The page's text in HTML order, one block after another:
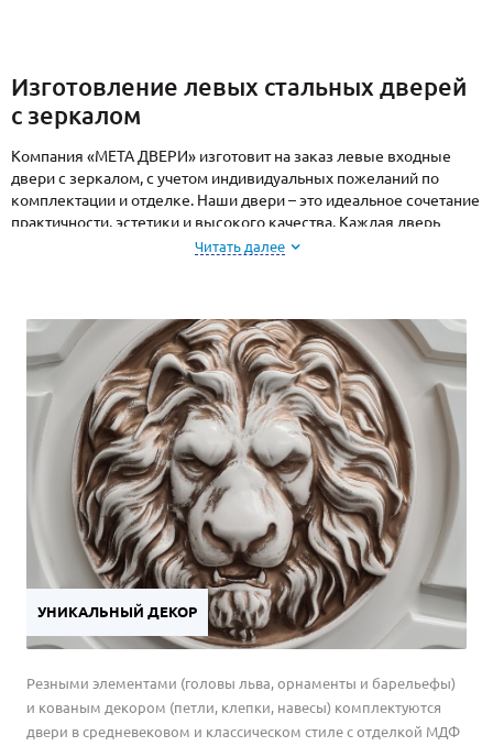
Изготовление левых стальных дверей
с зеркалом
Компания «МЕТА ДВЕРИ» изготовит на заказ левые входные
двери с зеркалом, с учетом индивидуальных пожеланий по
комплектации и отделке. Наши двери – это идеальное сочетание
практичности, эстетики и высокого качества. Каждая дверь
проходит строгий контроль качества, что гарантирует ее
габаритов до стилистики интерьера, чтобы дверь идеально
вписалась в пространство.
Петли на дверях этой серии расположены слева и открывание
наружу выполняется справа налево, что очень удобно в случаях,
когда с правой стороны от коробки нет свободного места или
открытая вправо створка загораживает проход.
Из нашего каталога вы можете выбрать и заказать двери для
разных объектов:
для частного дома,коттеджа,дачи;
для квартиры, апартаментов;
для магазина , салона и тд.
Читать далее
УНИКАЛЬНЫЙ ДЕКОР
Резными элементами (головы льва, орнаменты и барельефы)
и кованым декором (петли, клепки, навесы) комплектуются
двери в средневековом и классическом стиле с отделкой МДФ